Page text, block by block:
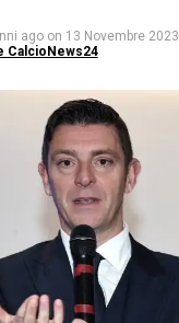
ago on 13 Novembre 2023
CalcioNews24